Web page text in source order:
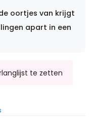
oortjes van krijgt
apart in een